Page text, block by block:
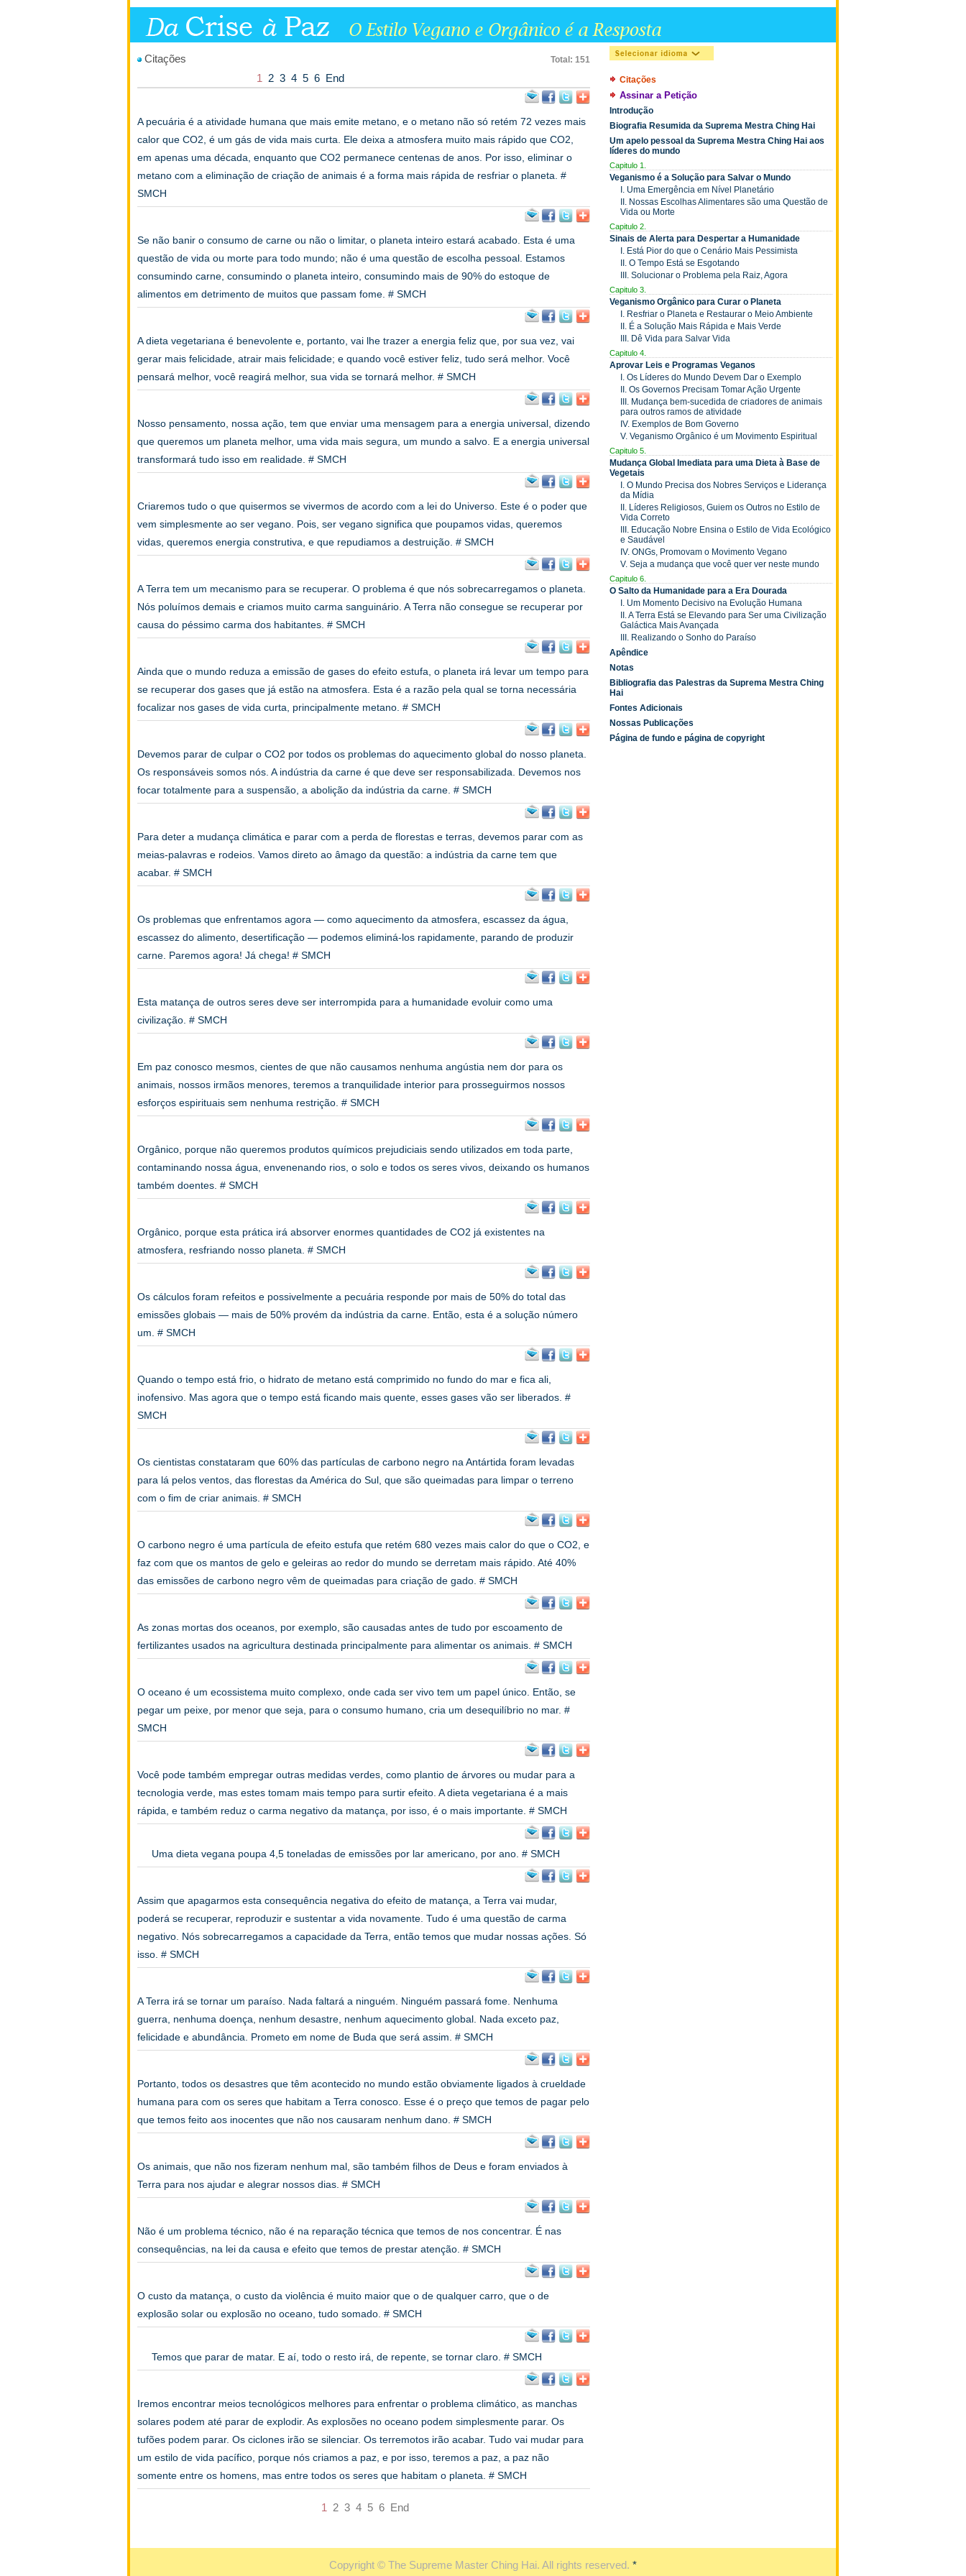
Citações Total: 151
1 2 3 4 5 6 End
A pecuária é a atividade humana que mais emite metano, e o metano não só retém 72 vezes mais
calor que CO2, é um gás de vida mais curta. Ele deixa a atmosfera muito mais rápido que CO2,
em apenas uma década, enquanto que CO2 permanece centenas de anos. Por isso, eliminar o
metano com a eliminação de criação de animais é a forma mais rápida de resfriar o planeta. #
SMCH
Se não banir o consumo de carne ou não o limitar, o planeta inteiro estará acabado. Esta é uma
questão de vida ou morte para todo mundo; não é uma questão de escolha pessoal. Estamos
consumindo carne, consumindo o planeta inteiro, consumindo mais de 90% do estoque de
alimentos em detrimento de muitos que passam fome. # SMCH
A dieta vegetariana é benevolente e, portanto, vai lhe trazer a energia feliz que, por sua vez, vai
gerar mais felicidade, atrair mais felicidade; e quando você estiver feliz, tudo será melhor. Você
pensará melhor, você reagirá melhor, sua vida se tornará melhor. # SMCH
Nosso pensamento, nossa ação, tem que enviar uma mensagem para a energia universal, dizendo
que queremos um planeta melhor, uma vida mais segura, um mundo a salvo. E a energia universal
transformará tudo isso em realidade. # SMCH
Criaremos tudo o que quisermos se vivermos de acordo com a lei do Universo. Este é o poder que
vem simplesmente ao ser vegano. Pois, ser vegano significa que poupamos vidas, queremos
vidas, queremos energia construtiva, e que repudiamos a destruição. # SMCH
A Terra tem um mecanismo para se recuperar. O problema é que nós sobrecarregamos o planeta.
Nós poluímos demais e criamos muito carma sanguinário. A Terra não consegue se recuperar por
causa do péssimo carma dos habitantes. # SMCH
Ainda que o mundo reduza a emissão de gases do efeito estufa, o planeta irá levar um tempo para
se recuperar dos gases que já estão na atmosfera. Esta é a razão pela qual se torna necessária
focalizar nos gases de vida curta, principalmente metano. # SMCH
Devemos parar de culpar o CO2 por todos os problemas do aquecimento global do nosso planeta.
Os responsáveis somos nós. A indústria da carne é que deve ser responsabilizada. Devemos nos
focar totalmente para a suspensão, a abolição da indústria da carne. # SMCH
Para deter a mudança climática e parar com a perda de florestas e terras, devemos parar com as
meias-palavras e rodeios. Vamos direto ao âmago da questão: a indústria da carne tem que
acabar. # SMCH
Os problemas que enfrentamos agora — como aquecimento da atmosfera, escassez da água,
escassez do alimento, desertificação — podemos eliminá-los rapidamente, parando de produzir
carne. Paremos agora! Já chega! # SMCH
Esta matança de outros seres deve ser interrompida para a humanidade evoluir como uma
civilização. # SMCH
Em paz conosco mesmos, cientes de que não causamos nenhuma angústia nem dor para os
animais, nossos irmãos menores, teremos a tranquilidade interior para prosseguirmos nossos
esforços espirituais sem nenhuma restrição. # SMCH
Orgânico, porque não queremos produtos químicos prejudiciais sendo utilizados em toda parte,
contaminando nossa água, envenenando rios, o solo e todos os seres vivos, deixando os humanos
também doentes. # SMCH
Orgânico, porque esta prática irá absorver enormes quantidades de CO2 já existentes na
atmosfera, resfriando nosso planeta. # SMCH
Os cálculos foram refeitos e possivelmente a pecuária responde por mais de 50% do total das
emissões globais — mais de 50% provém da indústria da carne. Então, esta é a solução número
um. # SMCH
Quando o tempo está frio, o hidrato de metano está comprimido no fundo do mar e fica ali,
inofensivo. Mas agora que o tempo está ficando mais quente, esses gases vão ser liberados. #
SMCH
Os cientistas constataram que 60% das partículas de carbono negro na Antártida foram levadas
para lá pelos ventos, das florestas da América do Sul, que são queimadas para limpar o terreno
com o fim de criar animais. # SMCH
O carbono negro é uma partícula de efeito estufa que retém 680 vezes mais calor do que o CO2, e
faz com que os mantos de gelo e geleiras ao redor do mundo se derretam mais rápido. Até 40%
das emissões de carbono negro vêm de queimadas para criação de gado. # SMCH
As zonas mortas dos oceanos, por exemplo, são causadas antes de tudo por escoamento de
fertilizantes usados na agricultura destinada principalmente para alimentar os animais. # SMCH
O oceano é um ecossistema muito complexo, onde cada ser vivo tem um papel único. Então, se
pegar um peixe, por menor que seja, para o consumo humano, cria um desequilíbrio no mar. #
SMCH
Você pode também empregar outras medidas verdes, como plantio de árvores ou mudar para a
tecnologia verde, mas estes tomam mais tempo para surtir efeito. A dieta vegetariana é a mais
rápida, e também reduz o carma negativo da matança, por isso, é o mais importante. # SMCH
Uma dieta vegana poupa 4,5 toneladas de emissões por lar americano, por ano. # SMCH
Assim que apagarmos esta consequência negativa do efeito de matança, a Terra vai mudar,
poderá se recuperar, reproduzir e sustentar a vida novamente. Tudo é uma questão de carma
negativo. Nós sobrecarregamos a capacidade da Terra, então temos que mudar nossas ações. Só
isso. # SMCH
A Terra irá se tornar um paraíso. Nada faltará a ninguém. Ninguém passará fome. Nenhuma
guerra, nenhuma doença, nenhum desastre, nenhum aquecimento global. Nada exceto paz,
felicidade e abundância. Prometo em nome de Buda que será assim. # SMCH
Portanto, todos os desastres que têm acontecido no mundo estão obviamente ligados à crueldade
humana para com os seres que habitam a Terra conosco. Esse é o preço que temos de pagar pelo
que temos feito aos inocentes que não nos causaram nenhum dano. # SMCH
Os animais, que não nos fizeram nenhum mal, são também filhos de Deus e foram enviados à
Terra para nos ajudar e alegrar nossos dias. # SMCH
Não é um problema técnico, não é na reparação técnica que temos de nos concentrar. É nas
consequências, na lei da causa e efeito que temos de prestar atenção. # SMCH
O custo da matança, o custo da violência é muito maior que o de qualquer carro, que o de
explosão solar ou explosão no oceano, tudo somado. # SMCH
Temos que parar de matar. E aí, todo o resto irá, de repente, se tornar claro. # SMCH
Iremos encontrar meios tecnológicos melhores para enfrentar o problema climático, as manchas
solares podem até parar de explodir. As explosões no oceano podem simplesmente parar. Os
tufões podem parar. Os ciclones irão se silenciar. Os terremotos irão acabar. Tudo vai mudar para
um estilo de vida pacífico, porque nós criamos a paz, e por isso, teremos a paz, a paz não
somente entre os homens, mas entre todos os seres que habitam o planeta. # SMCH
1 2 3 4 5 6 End
Citações
Assinar a Petição
Introdução
Biografia Resumida da Suprema Mestra Ching Hai
Um apelo pessoal da Suprema Mestra Ching Hai aos
líderes do mundo
Capitulo 1.
Veganismo é a Solução para Salvar o Mundo
I. Uma Emergência em Nível Planetário
II. Nossas Escolhas Alimentares são uma Questão de
Vida ou Morte
Capitulo 2.
Sinais de Alerta para Despertar a Humanidade
I. Está Pior do que o Cenário Mais Pessimista
II. O Tempo Está se Esgotando
III. Solucionar o Problema pela Raiz, Agora
Capitulo 3.
Veganismo Orgânico para Curar o Planeta
I. Resfriar o Planeta e Restaurar o Meio Ambiente
II. É a Solução Mais Rápida e Mais Verde
III. Dê Vida para Salvar Vida
Capitulo 4.
Aprovar Leis e Programas Veganos
I. Os Líderes do Mundo Devem Dar o Exemplo
II. Os Governos Precisam Tomar Ação Urgente
III. Mudança bem-sucedida de criadores de animais
para outros ramos de atividade
IV. Exemplos de Bom Governo
V. Veganismo Orgânico é um Movimento Espiritual
Capitulo 5.
Mudança Global Imediata para uma Dieta à Base de
Vegetais
I. O Mundo Precisa dos Nobres Serviços e Liderança
da Mídia
II. Líderes Religiosos, Guiem os Outros no Estilo de
Vida Correto
III. Educação Nobre Ensina o Estilo de Vida Ecológico
e Saudável
IV. ONGs, Promovam o Movimento Vegano
V. Seja a mudança que você quer ver neste mundo
Capitulo 6.
O Salto da Humanidade para a Era Dourada
I. Um Momento Decisivo na Evolução Humana
II. A Terra Está se Elevando para Ser uma Civilização
Galáctica Mais Avançada
III. Realizando o Sonho do Paraíso
Apêndice
Notas
Bibliografia das Palestras da Suprema Mestra Ching
Hai
Fontes Adicionais
Nossas Publicações
Página de fundo e página de copyright
Copyright © The Supreme Master Ching Hai. All rights reserved. *